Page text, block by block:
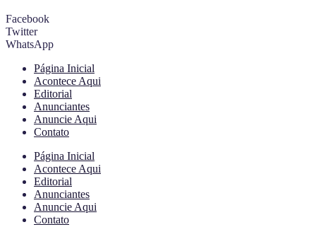
Facebook
Twitter
WhatsApp
Página Inicial
Acontece Aqui
Editorial
Anunciantes
Anuncie Aqui
Contato
Página Inicial
Acontece Aqui
Editorial
Anunciantes
Anuncie Aqui
Contato